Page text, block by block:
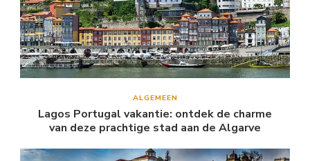
ALGEMEEN
Lagos Portugal vakantie: ontdek de charme
van deze prachtige stad aan de Algarve